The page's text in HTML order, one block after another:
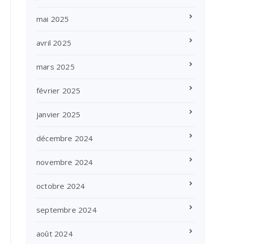
mai 2025
avril 2025
mars 2025
février 2025
janvier 2025
décembre 2024
novembre 2024
octobre 2024
septembre 2024
août 2024